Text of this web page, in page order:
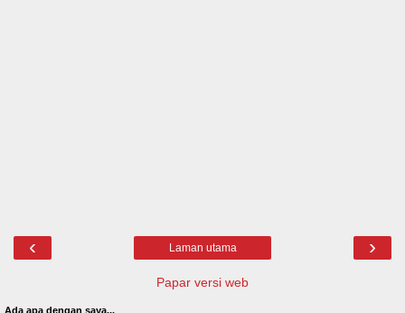
‹ ›
Laman utama
Papar versi web
Ada apa dengan saya...